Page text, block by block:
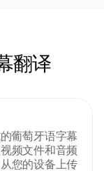
翻译
葡萄牙语字幕
频文件和音频
您的设备上传